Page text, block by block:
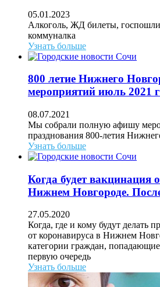
05.01.2023
Алкоголь, ЖД билеты,
коммуналка
Узнать больше
800 летие Нижнего
мероприятий июль 2021
08.07.2021
Мы собрали полную афишу
празднования 800-летия
Узнать больше
Когда будет вакцинация
Нижнем Новгороде.
27.05.2020
Когда, где и кому будут делать
от коронавируса в Нижнем
категории граждан,
первую очередь
Узнать больше